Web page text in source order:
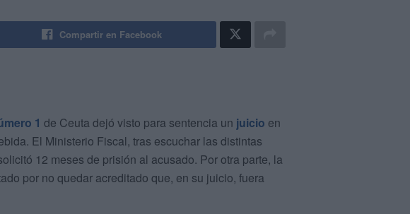
Compartir en Facebook
1 de Ceuta dejó visto para sentencia un juicio en
El Ministerio Fiscal, tras escuchar las distintas
12 meses de prisión al acusado. Por otra parte, la
por no quedar acreditado que, en su juicio, fuera